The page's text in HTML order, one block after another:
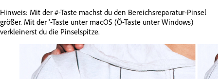
Hinweis: Mit der #-Taste machst du den Bereichsreparatur-Pinsel
größer. Mit der '-Taste unter macOS (Ö-Taste unter Windows)
verkleinerst du die Pinselspitze.